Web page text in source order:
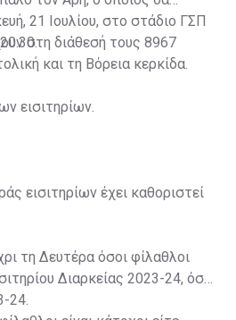
21 Ιουλίου, στο στάδιο ΓΣΠ
στη διάθεσή τους 8967
και τη Βόρεια κερκίδα.
εισιτηρίων.
εισιτηρίων έχει καθοριστεί
τη Δευτέρα όσοι φίλαθλοι
Διαρκείας 2023-24, όσο
24.